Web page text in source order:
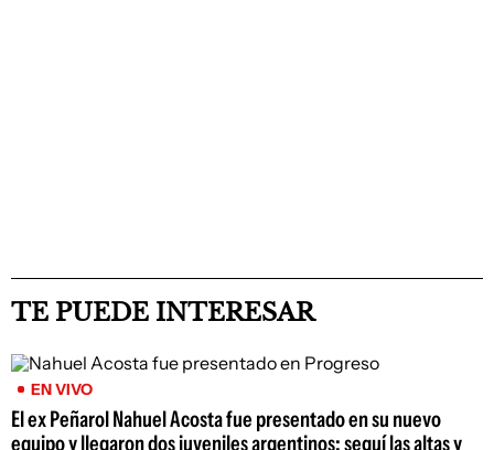
TE PUEDE INTERESAR
EN VIVO
El ex Peñarol Nahuel Acosta fue presentado en su nuevo
equipo y llegaron dos juveniles argentinos; seguí las altas y